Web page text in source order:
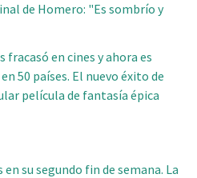
de Homero: "Es sombrío y
fracasó en cines y ahora es
50 países. El nuevo éxito de
película de fantasía épica
su segundo fin de semana. La